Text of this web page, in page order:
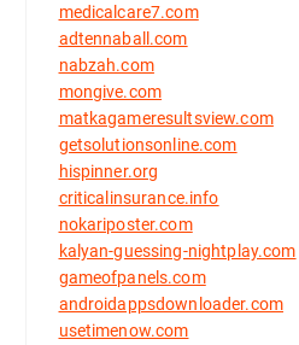
medicalcare7.com
adtennaball.com
nabzah.com
mongive.com
matkagameresultsview.com
getsolutionsonline.com
hispinner.org
criticalinsurance.info
nokariposter.com
kalyan-guessing-nightplay.com
gameofpanels.com
androidappsdownloader.com
usetimenow.com